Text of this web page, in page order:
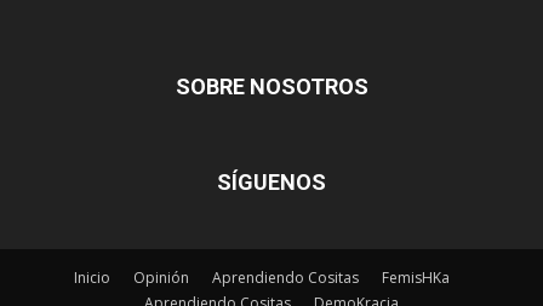
SOBRE NOSOTROS
SÍGUENOS
Inicio Opinión Aprendiendo Cositas
FemisHKa